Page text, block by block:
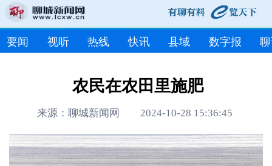
要闻 视听 热线 快讯 县域 数字报
农民在农田里施肥
来源：聊城新闻网 2024-10-28 15:36:45